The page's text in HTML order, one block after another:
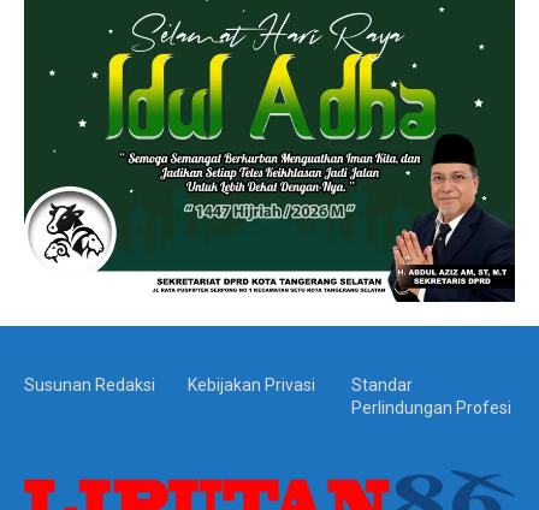
Susunan Redaksi Kebijakan Privasi
Standar
Perlindungan Profesi